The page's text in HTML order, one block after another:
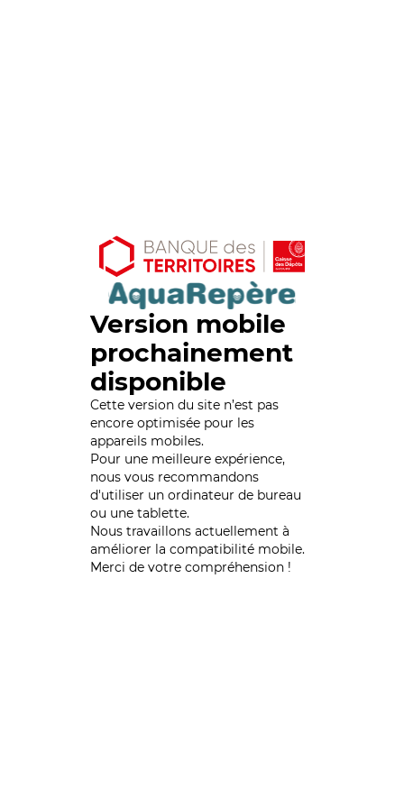
Version mobile
prochainement
disponible
Cette version du site n’est pas
encore optimisée pour les
appareils mobiles.
Pour une meilleure expérience,
nous vous recommandons
d'utiliser un ordinateur de bureau
ou une tablette.
Nous travaillons actuellement à
améliorer la compatibilité mobile.
Merci de votre compréhension !